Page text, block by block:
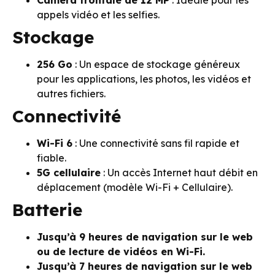
appels vidéo et les selfies.
Stockage
256 Go : Un espace de stockage généreux
pour les applications, les photos, les vidéos et
autres fichiers.
Connectivité
Wi-Fi 6 : Une connectivité sans fil rapide et
fiable.
5G cellulaire : Un accès Internet haut débit en
déplacement (modèle Wi-Fi + Cellulaire).
Batterie
Jusqu’à 9 heures de navigation sur le web
ou de lecture de vidéos en Wi-Fi.
Jusqu’à 7 heures de navigation sur le web